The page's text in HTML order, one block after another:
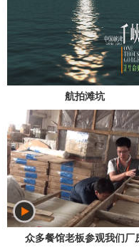
航拍滩坑
众多餐馆老板参观我们厂